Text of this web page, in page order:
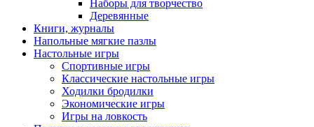
Наборы для творчество
Деревянные
Книги, журналы
Напольные мягкие пазлы
Настольные игры
Спортивные игры
Классические настольные игры
Ходилки бродилки
Экономические игры
Игры на ловкость